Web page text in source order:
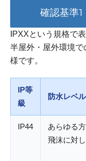
確認基準
IPXXという規格で
半屋外・屋外環境
様です。
IP等
級
防水レベル
IP44
あらゆる
飛沫に対